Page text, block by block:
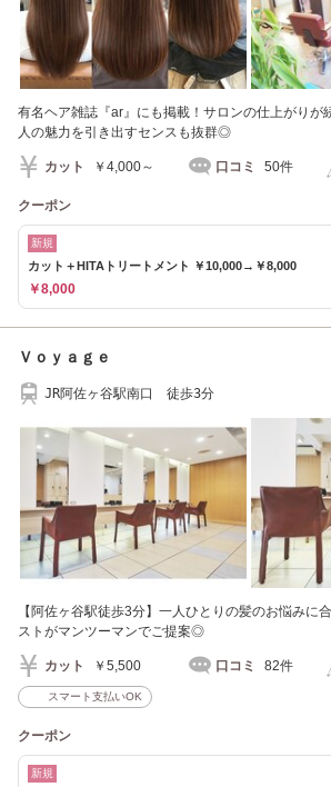
有名ヘア雑誌『ar』にも掲載！サロンの仕上がりが
人の魅力を引き出すセンスも抜群◎
カット ￥4,000～ 口コミ 50件
クーポン
新規
カット＋HITAトリートメント ￥10,000→￥8,000
￥8,000
Ｖｏｙａｇｅ
JR阿佐ヶ谷駅南口 徒歩3分
【阿佐ヶ谷駅徒歩3分】一人ひとりの髪のお悩みに
ストがマンツーマンでご提案◎
カット ￥5,500 口コミ 82件
スマート支払いOK
クーポン
新規